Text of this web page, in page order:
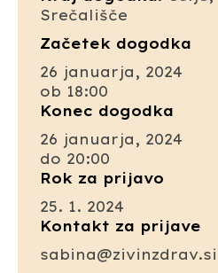
Srečališče
Začetek dogodka
26 januarja, 2024
ob 18:00
Konec dogodka
26 januarja, 2024
do 20:00
Rok za prijavo
25. 1. 2024
Kontakt za prijave
sabina@zivinzdrav.si